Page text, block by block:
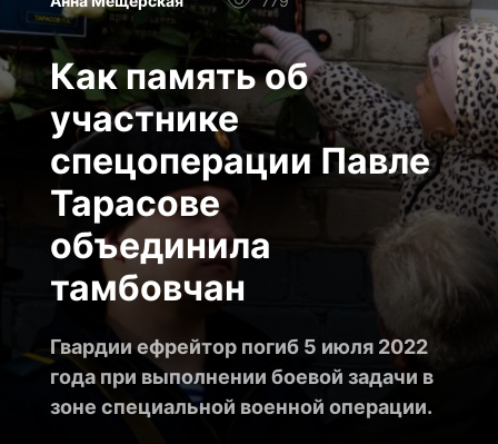
Как память об
участнике
спецоперации Павле
Тарасове
объединила
тамбовчан
Гвардии ефрейтор погиб 5 июля 2022
года при выполнении боевой задачи в
зоне специальной военной операции.